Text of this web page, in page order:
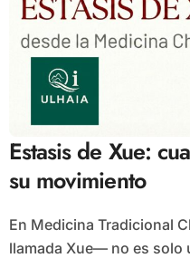
Estasis de Xue:
su movimiento
En Medicina Tradicional China (MTC), la sangre —
llamada Xue— no es solo